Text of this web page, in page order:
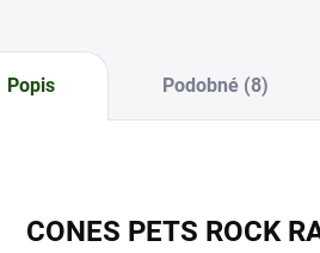
Popis Podobné (8)
CONES PETS ROCK